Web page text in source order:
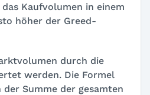
Kaufvolumen in einem
höher der Greed-
durch die
werden. Die Formel
Summe der gesamten